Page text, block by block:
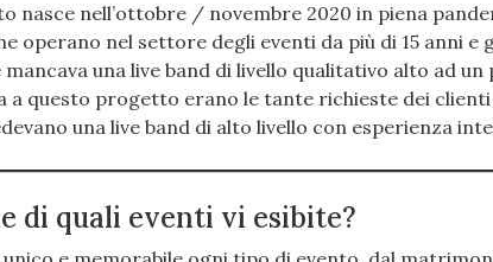
nasce nell’ottobre / novembre 2020 in piena
operano nel settore degli eventi da più di 15 anni e
una live band di livello qualitativo alto ad un
a questo progetto erano le tante richieste dei
una live band di alto livello con esperienza
di quali eventi vi esibite?